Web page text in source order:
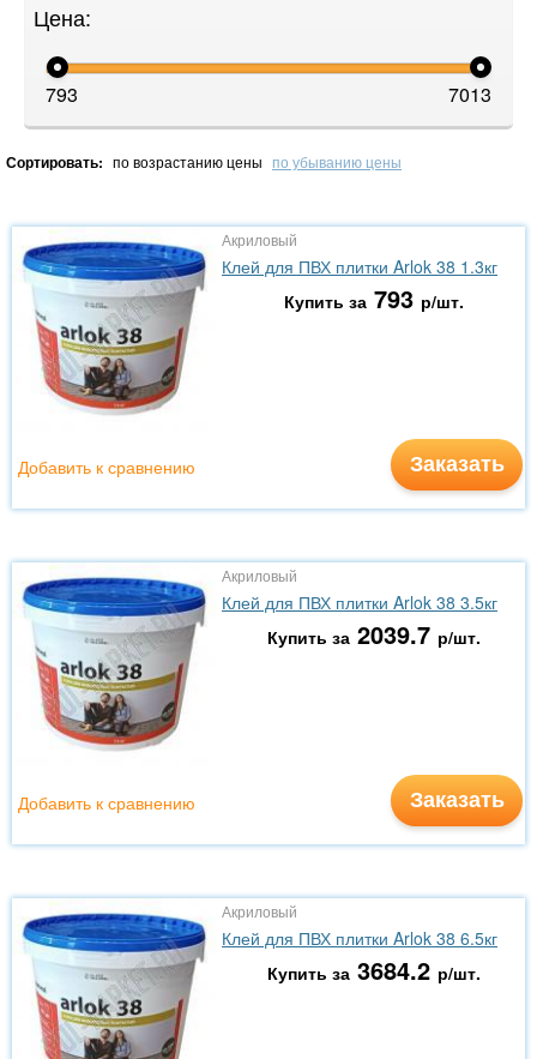
Цена:
793 7013
Сортировать: по возрастанию цены по убыванию цены
Акриловый
Клей для ПВХ плитки Arlok 38 1.3кг
Купить за 793 р/шт.
Заказать
Добавить к сравнению
Акриловый
Клей для ПВХ плитки Arlok 38 3.5кг
Купить за 2039.7 р/шт.
Заказать
Добавить к сравнению
Акриловый
Клей для ПВХ плитки Arlok 38 6.5кг
Купить за 3684.2 р/шт.